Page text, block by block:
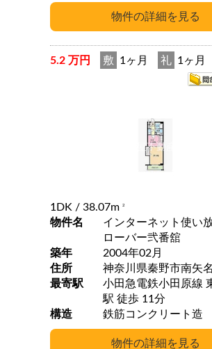
5.2 万円 敷 1ヶ月 礼 1ヶ月
1DK / 38.07m 2
物件名
インターネット使い
ローバー弐番舘
築年
2004年02月
住所
神奈川県秦野市南矢名
最寄駅
小田急電鉄小田原線
駅 徒歩 11分
構造
鉄筋コンクリート造